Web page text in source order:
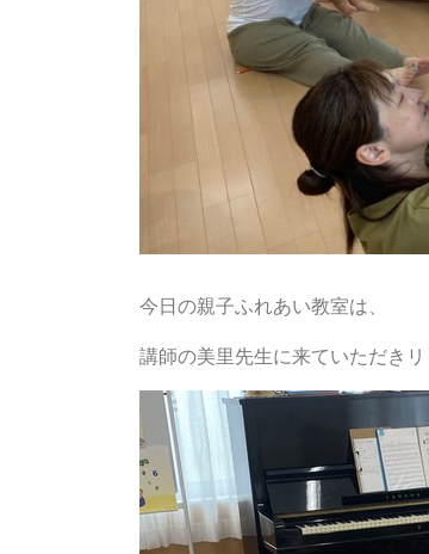
今日の親子ふれあい教室は、
講師の美里先生に来ていただき